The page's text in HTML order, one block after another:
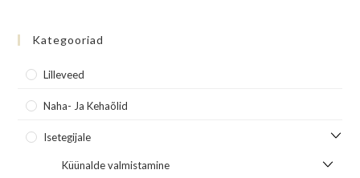
Kategooriad
Lilleveed
Naha- Ja Kehaõlid
Isetegijale
Küünalde valmistamine